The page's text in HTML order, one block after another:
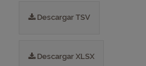
Descargar TSV
Descargar XLSX